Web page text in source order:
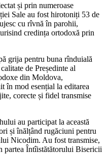
și prin numeroase
Sale au fost hirotoniți 53 de
cu rîvnă în parohii,
credința ortodoxă prin
grija pentru buna rînduială
de Președinte al
din Moldova,
în mod esențial la editarea
corecte și fidel transmise
au participat la această
și înălțând rugăciuni pentru
Nicodim. Au fost transmise,
partea Întîistătătorului Bisericii